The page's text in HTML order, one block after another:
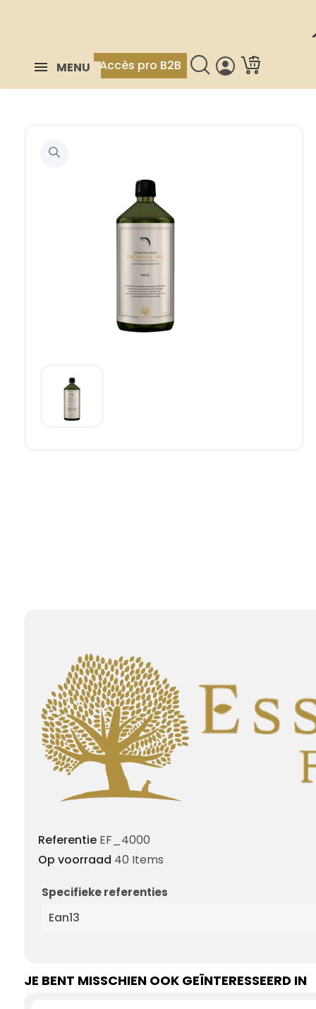
MENU Accès pro B2B
Referentie EF_4000
Op voorraad 40 Items
Specifieke referenties
Ean13
JE BENT MISSCHIEN OOK GEÏNTERESSEERD IN